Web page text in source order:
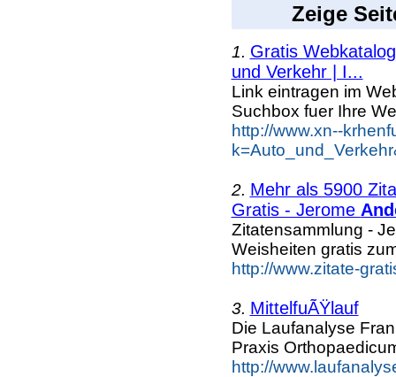
Zeige
1. Gratis
und Verkehr | I...
Link eintragen im
Suchbox fuer Ihre
http://www.xn--
2. Mehr als 5900
Gratis - Jerome
Zitatensammlung -
Weisheiten gratis
http://www.zitate-
3. MittelfuÃŸlauf
Die Laufanalyse
Praxis
http://